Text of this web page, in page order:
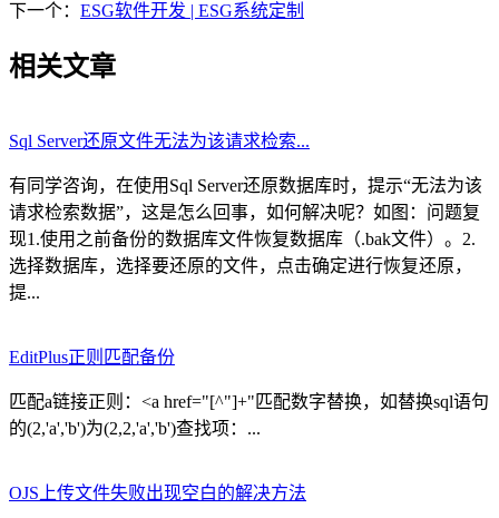
下一个： ESG软件开发 | ESG系统定制
相关文章
Sql Server还原文件无法为该请求检索...
有同学咨询，在使用Sql Server还原数据库时，提示“无法为该
请求检索数据”，这是怎么回事，如何解决呢？如图：问题复
现1.使用之前备份的数据库文件恢复数据库（.bak文件）。2.
选择数据库，选择要还原的文件，点击确定进行恢复还原，
提...
EditPlus正则匹配备份
匹配a链接正则：<a href="[^"]+"匹配数字替换，如替换sql语句
的(2,'a','b')为(2,2,'a','b')查找项：...
OJS上传文件失败出现空白的解决方法